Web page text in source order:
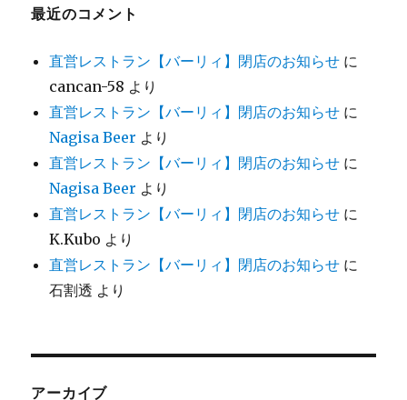
最近のコメント
直営レストラン【バーリィ】閉店のお知らせ に
cancan-58 より
直営レストラン【バーリィ】閉店のお知らせ に
Nagisa Beer より
直営レストラン【バーリィ】閉店のお知らせ に
Nagisa Beer より
直営レストラン【バーリィ】閉店のお知らせ に
K.Kubo より
直営レストラン【バーリィ】閉店のお知らせ に
石割透 より
アーカイブ